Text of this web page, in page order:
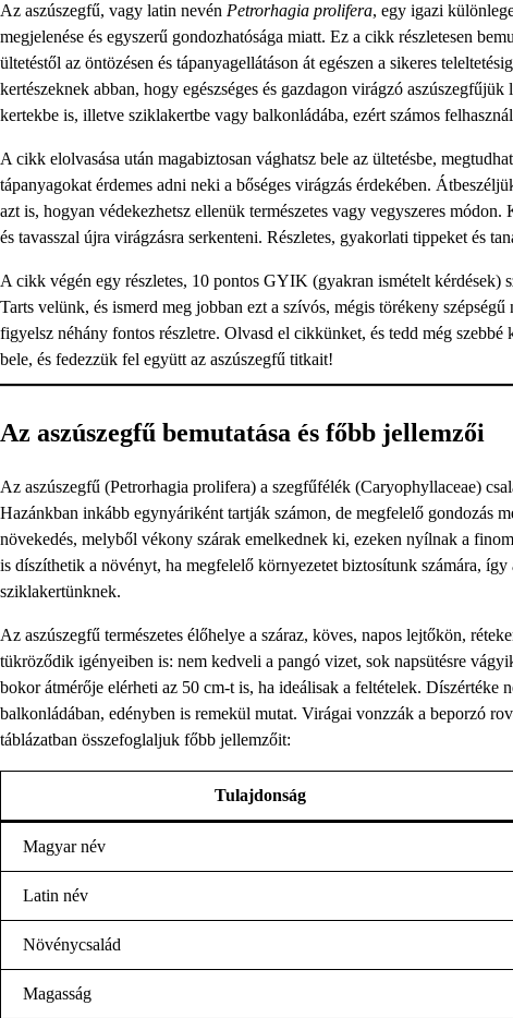
Az aszúszegfű, vagy latin nevén Petrorhagia prolifera, egy igazi
megjelenése és egyszerű gondozhatósága miatt. Ez a cikk részletesen
ültetéstől az öntözésen és tápanyagellátáson át egészen a sikeres
kertészeknek abban, hogy egészséges és gazdagon virágzó
kertekbe is, illetve sziklakertbe vagy balkonládába, ezért számos
A cikk elolvasása után magabiztosan vághatsz bele az ültetésbe,
tápanyagokat érdemes adni neki a bőséges virágzás érdekében.
azt is, hogyan védekezhetsz ellenük természetes vagy vegyszeres
és tavasszal újra virágzásra serkenteni. Részletes, gyakorlati tippeket és
A cikk végén egy részletes, 10 pontos GYIK (gyakran ismételt kérdések)
Tarts velünk, és ismerd meg jobban ezt a szívós, mégis törékeny
figyelsz néhány fontos részletre. Olvasd el cikkünket, és tedd még
bele, és fedezzük fel együtt az aszúszegfű titkait!
Az aszúszegfű bemutatása és főbb jellemzői
Az aszúszegfű (Petrorhagia prolifera) a szegfűfélék (Caryophyllaceae)
Hazánkban inkább egynyáriként tartják számon, de megfelelő gondozás
növekedés, melyből vékony szárak emelkednek ki, ezeken nyílnak a
is díszíthetik a növényt, ha megfelelő környezetet biztosítunk számára,
sziklakertünknek.
Az aszúszegfű természetes élőhelye a száraz, köves, napos lejtőkön,
tükröződik igényeiben is: nem kedveli a pangó vizet, sok napsütésre
bokor átmérője elérheti az 50 cm-t is, ha ideálisak a feltételek. Díszértéke
balkonládában, edényben is remekül mutat. Virágai vonzzák a beporzó
táblázatban összefoglaljuk főbb jellemzőit:
Tulajdonság
Magyar név
Latin név
Növénycsalád
Magasság